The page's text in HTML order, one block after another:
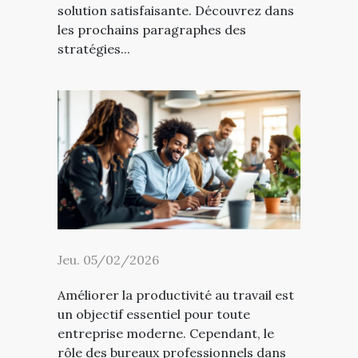
solution satisfaisante. Découvrez dans
les prochains paragraphes des
stratégies...
Jeu. 05/02/2026
Améliorer la productivité au travail est
un objectif essentiel pour toute
entreprise moderne. Cependant, le
rôle des bureaux professionnels dans